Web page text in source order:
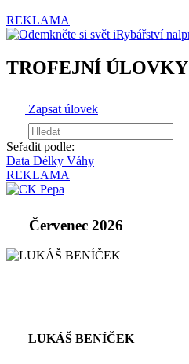
REKLAMA
TROFEJNÍ ÚLOVKY
Zapsat úlovek
Seřadit podle:
Data Délky Váhy
REKLAMA
Červenec 2026
LUKÁŠ BENÍČEK